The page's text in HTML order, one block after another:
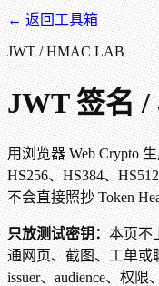
← 返回工具箱
JWT / HMAC LAB
JWT 签名 /
用浏览器 Web Crypto
HS256、HS384、
不会直接照抄 Token
只放测试密钥：本页不
通网页、截图、工单或
issuer、audience、权